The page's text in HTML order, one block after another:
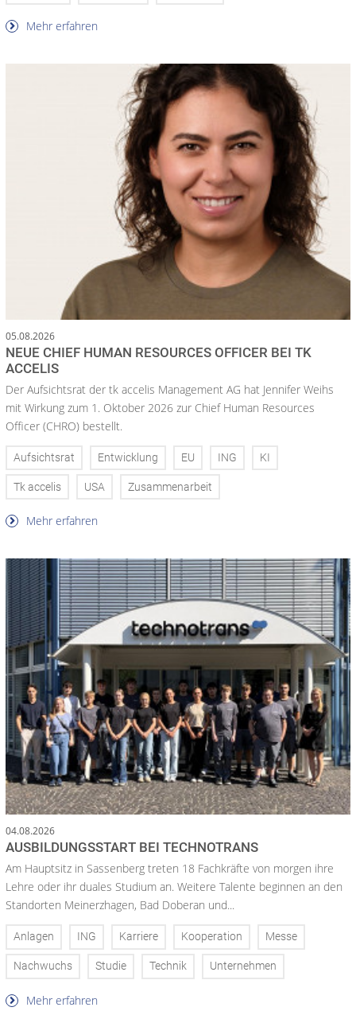
Mehr erfahren
05.08.2026
NEUE CHIEF HUMAN RESOURCES OFFICER BEI TK
ACCELIS
Der Aufsichtsrat der tk accelis Management AG hat Jennifer Weihs
mit Wirkung zum 1. Oktober 2026 zur Chief Human Resources
Officer (CHRO) bestellt.
Aufsichtsrat Entwicklung EU ING KI
Tk accelis USA Zusammenarbeit
Mehr erfahren
04.08.2026
AUSBILDUNGSSTART BEI TECHNOTRANS
Am Hauptsitz in Sassenberg treten 18 Fachkräfte von morgen ihre
Lehre oder ihr duales Studium an. Weitere Talente beginnen an den
Standorten Meinerzhagen, Bad Doberan und...
Anlagen ING Karriere Kooperation Messe
Nachwuchs Studie Technik Unternehmen
Mehr erfahren